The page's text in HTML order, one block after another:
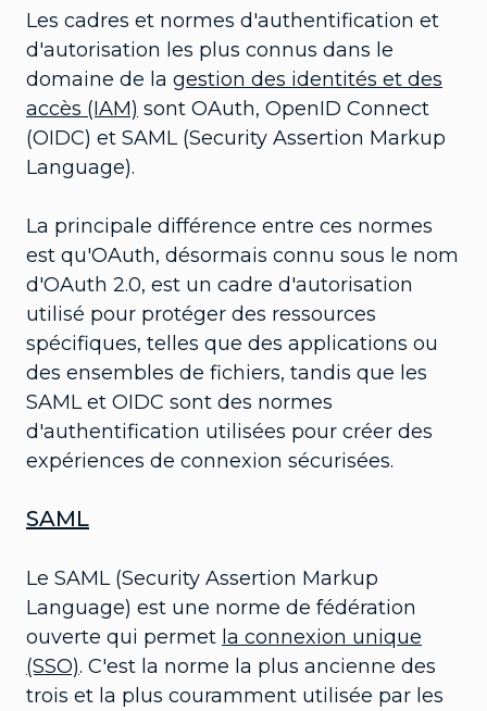
Les cadres et normes d'authentification et
d'autorisation les plus connus dans le
domaine de la gestion des identités et des
accès (IAM) sont OAuth, OpenID Connect
(OIDC) et SAML (Security Assertion Markup
Language).
La principale différence entre ces normes
est qu'OAuth, désormais connu sous le nom
d'OAuth 2.0, est un cadre d'autorisation
utilisé pour protéger des ressources
spécifiques, telles que des applications ou
des ensembles de fichiers, tandis que les
SAML et OIDC sont des normes
d'authentification utilisées pour créer des
expériences de connexion sécurisées.
SAML
Le SAML (Security Assertion Markup
Language) est une norme de fédération
ouverte qui permet la connexion unique
(SSO). C'est la norme la plus ancienne des
trois et la plus couramment utilisée par les